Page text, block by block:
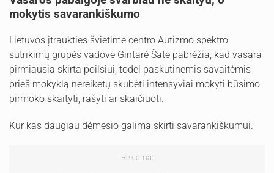
mokytis savarankiškumo
Lietuvos įtraukties švietime centro Autizmo spektro
sutrikimų grupės vadovė Gintarė Šatė pabrėžia, kad vasara
pirmiausia skirta poilsiui, todėl paskutinėmis savaitėmis
prieš mokyklą nereikėtų skubėti intensyviai mokyti būsimo
pirmoko skaityti, rašyti ar skaičiuoti.
Kur kas daugiau dėmesio galima skirti savarankiškumui.
Reklama: